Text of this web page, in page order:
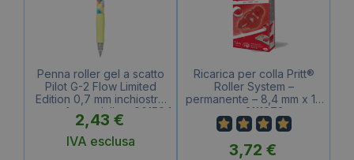
Penna roller gel a scatto
Pilot G-2 Flow Limited
Edition 0,7 mm inchiostro
nero – fusto giallo – 001594
2,43 €
IVA esclusa
Ricarica per colla Pritt®
Roller System –
permanente – 8,4 mm x 16
m – 2111973
3,72 €